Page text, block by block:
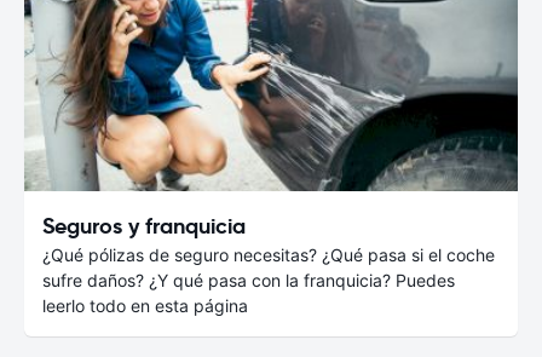
Seguros y franquicia
¿Qué pólizas de seguro necesitas? ¿Qué pasa si el coche
sufre daños? ¿Y qué pasa con la franquicia? Puedes
leerlo todo en esta página